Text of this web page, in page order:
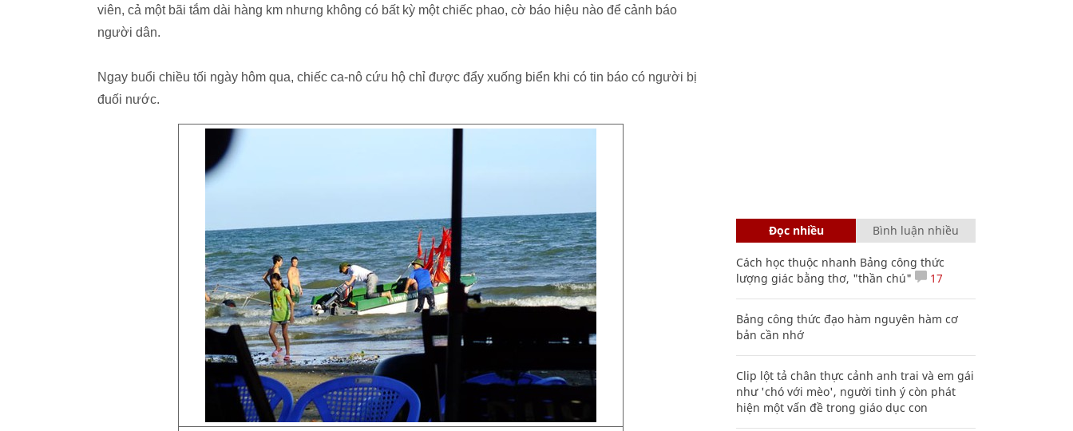
viên, cả một bãi tắm dài hàng km nhưng không có bất kỳ một chiếc phao, cờ báo hiệu nào để cảnh báo
người dân.
Ngay buổi chiều tối ngày hôm qua, chiếc ca-nô cứu hộ chỉ được đẩy xuống biển khi có tin báo có người bị
đuối nước.
Đọc nhiều Bình luận nhiều
Cách học thuộc nhanh Bảng công thức
lượng giác bằng thơ, "thần chú"
17
Bảng công thức đạo hàm nguyên hàm cơ
bản cần nhớ
Clip lột tả chân thực cảnh anh trai và em gái
như 'chó với mèo', người tinh ý còn phát
hiện một vấn đề trong giáo dục con